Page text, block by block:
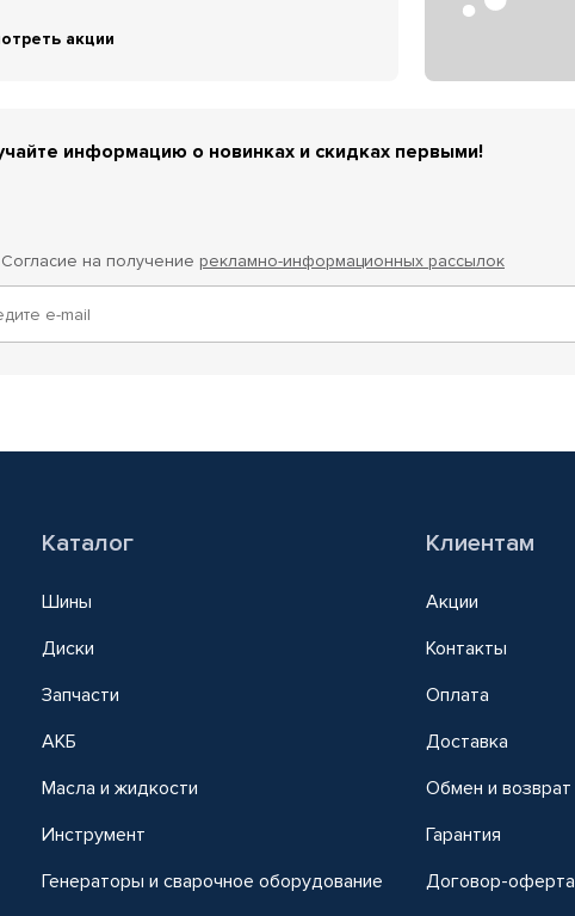
акции
информацию о новинках и скидках первыми!
Согласие на получение рекламно-информационных рассылок
Каталог
Шины
Диски
Запчасти
АКБ
Масла и жидкости
Инструмент
Генераторы и сварочное оборудование
Клиентам
Акции
Контакты
Оплата
Доставка
Обмен и возврат
Гарантия
Договор-оферта